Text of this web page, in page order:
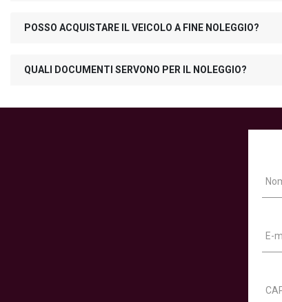
POSSO ACQUISTARE IL VEICOLO A FINE NOLEGGIO?
QUALI DOCUMENTI SERVONO PER IL NOLEGGIO?
E-